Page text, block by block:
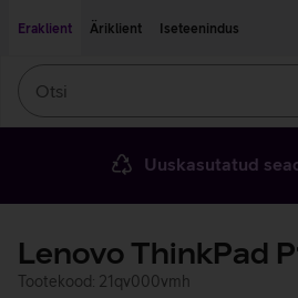
Eraklient
Äriklient Iseteenindus
Uuskasutatud
Lenovo ThinkPad
Tootekood: 21qv000vmh